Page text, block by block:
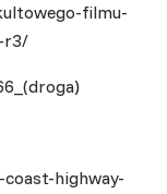
filmu-
r3/
)
highway-